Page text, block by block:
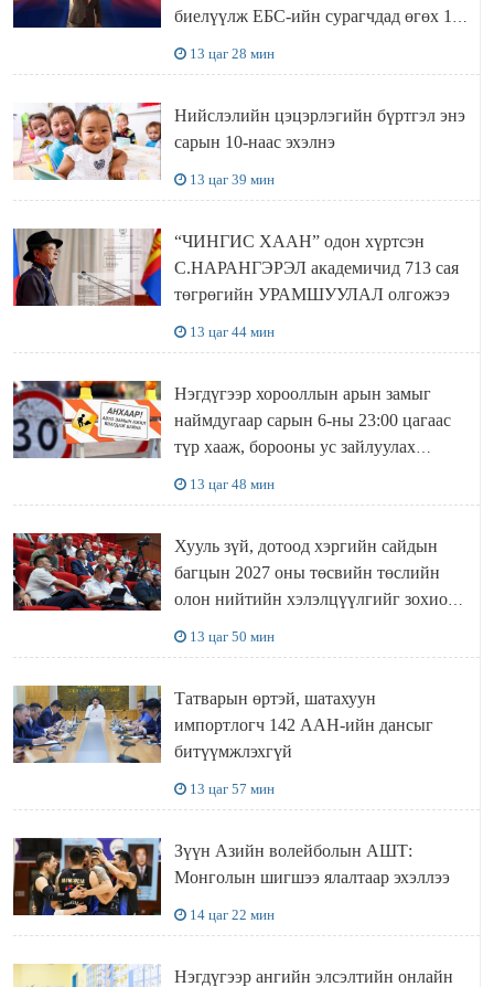
биелүүлж ЕБС-ийн сурагчдад өгөх 10.
13 цаг 28 мин
Нийслэлийн цэцэрлэгийн бүртгэл энэ
сарын 10-наас эхэлнэ
13 цаг 39 мин
“ЧИНГИС ХААН” одон хүртсэн
С.НАРАНГЭРЭЛ академичид 713 сая
төгрөгийн УРАМШУУЛАЛ олгожээ
13 цаг 44 мин
Нэгдүгээр хорооллын арын замыг
наймдугаар сарын 6-ны 23:00 цагаас
түр хааж, борооны ус зайлуулах
13 цаг 48 мин
Хууль зүй, дотоод хэргийн сайдын
багцын 2027 оны төсвийн төслийн
олон нийтийн хэлэлцүүлгийг зохион
13 цаг 50 мин
Татварын өртэй, шатахуун
импортлогч 142 ААН-ийн дансыг
битүүмжлэхгүй
13 цаг 57 мин
Зүүн Азийн волейболын АШТ:
Монголын шигшээ ялалтаар эхэллээ
14 цаг 22 мин
Нэгдүгээр ангийн элсэлтийн онлайн